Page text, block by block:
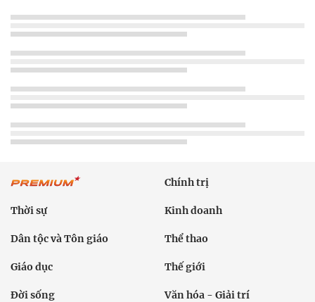
Chính trị
Thời sự Kinh doanh
Dân tộc và Tôn giáo Thể thao
Giáo dục Thế giới
Đời sống Văn hóa - Giải trí